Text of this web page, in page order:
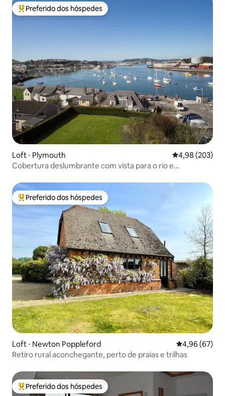
Entre os melhores preferidos dos hóspedes
Preferido dos hóspedes
Loft ⋅ Plymouth 4,98 de uma
4,98 (203)
Cobertura deslumbrante com vista para o rio e
Entre os melhores preferidos dos hóspedes
Preferido dos hóspedes
Loft ⋅ Newton Poppleford 4,96 de uma
4,96 (67)
Retiro rural aconchegante, perto de praias e trilhas
Entre os melhores preferidos dos hóspedes
Preferido dos hóspedes